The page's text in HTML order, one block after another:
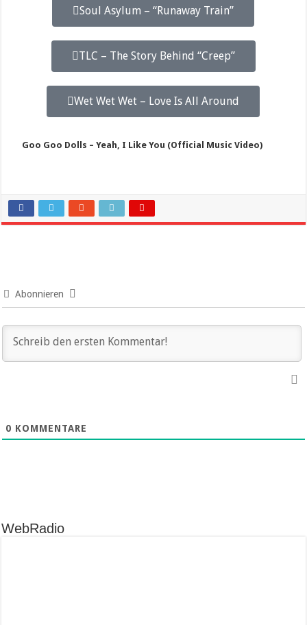
Soul Asylum – “Runaway Train”
TLC – The Story Behind “Creep”
Wet Wet Wet – Love Is All Around
Goo Goo Dolls – Yeah, I Like You (Official Music Video)
Abonnieren
0 KOMMENTARE
WebRadio